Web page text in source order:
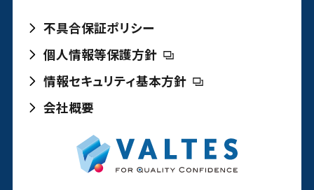
不具合保証ポリシー
個人情報等保護方針
情報セキュリティ基本方針
会社概要